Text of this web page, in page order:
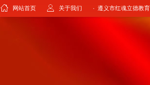
网站首页 关于我们 · 遵义市红魂立德教